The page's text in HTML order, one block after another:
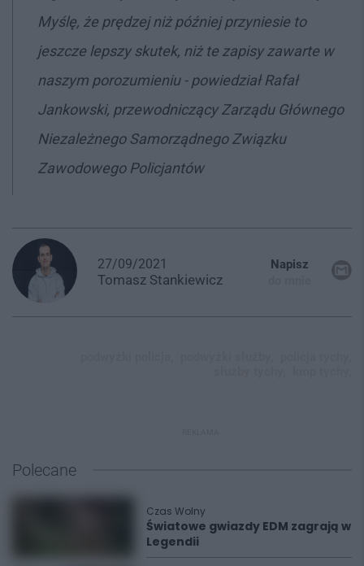
Myślę, że prędzej niż później przyniesie to
jeszcze lepszy skutek, niż te zapisy zawarte w
naszym porozumieniu- powiedział Rafał
Jankowski, przewodniczący Zarządu Głównego
Niezależnego Samorządnego Związku
Zawodowego Policjantów
27/09/2021
Tomasz Stankiewicz
Napisz
Polecane
Czas Wolny
Światowe gwiazdy EDM zagrają w
Legendii